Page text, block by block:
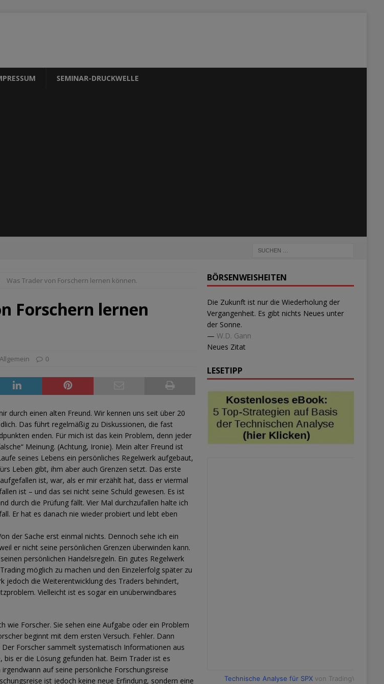
SEMINAR-DRUCKWELLE
Was Trader von Forschern lernen können.
Forschern lernen
Allgemein 0
durch einen alten Freund. Wir kennen uns seit über 20
Das führt regelmäßig zu Diskussionen, die fast
enden. Für mich ist das kein Problem, denn jeder
Meinung. (Achtung, Ironie). Mein alter Freund ist
seines Lebens ein persönliches Regelwerk aufgebaut,
Leben gibt, ihm aber auch Grenzen setzt. Das erste
ist, war, als er mir erzählt hat, dass er viermal
ist – und das sei nicht seine Schuld gewesen. Es ist
durch die Prüfung fällt. Vier Mal durchzufallen halte ich
Er hat es danach nie wieder probiert und lebt eben
der Sache erst einmal nichts. Dennoch sehe ich ein
er nicht seine persönlichen Grenzen überwinden kann.
persönlichen Handelsregeln. Ein gutes Regelwerk
möglich zu machen und den Einzelerfolg später zu
jedoch die Weiterentwicklung des Traders behindert,
Vielleicht ist es sogar ein unüberwindbares
wie Forscher. Sie sehen eine Aufgabe oder ein Problem
beginnt mit dem ersten Versuch. Fehler. Dann
Forscher sammelt systematisch Informationen aus
bis er die Lösung gefunden hat. Beim Trader ist es
auf seine persönliche Forschungsreise
ist jedoch keine neue Erfindung, sondern eine
BÖRSENWEISHEITEN
Die Zukunft ist nur die Wiederholung der
Vergangenheit. Es gibt nichts Neues unter
der Sonne.
— W.D. Gann
Neues Zitat
LESETIPP
Technische Analyse für SPXvon TradingView